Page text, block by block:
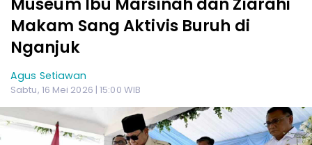
Makam Sang Aktivis Buruh di
Nganjuk
Agus Setiawan
Sabtu, 16 Mei 2026 | 15:00 WIB